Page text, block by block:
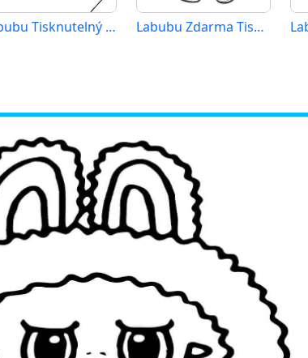
Labubu Tisknutelný Zdarma Labubu Zdarma Tisknutelný